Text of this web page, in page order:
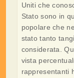
Uniti che
Stato sono in
popolare che
stato tanto
considerata.
vista
rappresentanti